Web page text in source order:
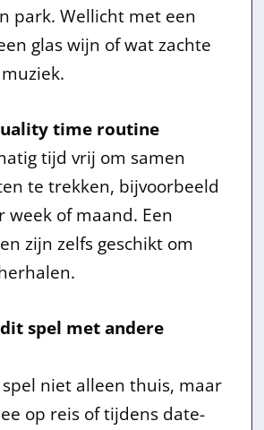
park. Wellicht met een
glas wijn of wat zachte
time routine
tijd vrij om samen
te trekken, bijvoorbeeld
week of maand. Een
zijn zelfs geschikt om
spel met andere
niet alleen thuis, maar
op reis of tijdens date-